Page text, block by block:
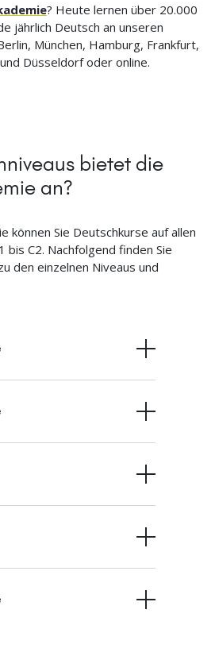
? Heute lernen über 20.000
jährlich Deutsch an unseren
München, Hamburg, Frankfurt,
Düsseldorf oder online.
bietet die
an?
können Sie Deutschkurse auf allen
bis C2. Nachfolgend finden Sie
den einzelnen Niveaus und